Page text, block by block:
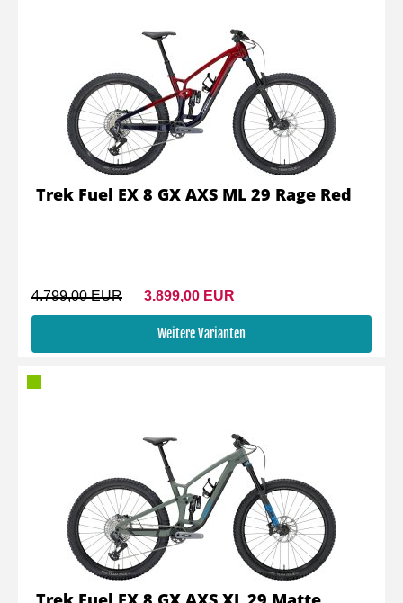
4.799,00 EUR 3.899,00 EUR
Weitere Varianten
Trek Fuel EX 8 GX AXS ML 29 Rage Red